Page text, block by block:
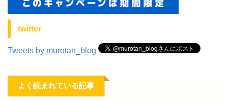
twitter
Tweets by murotan_blog
よく読まれている記事